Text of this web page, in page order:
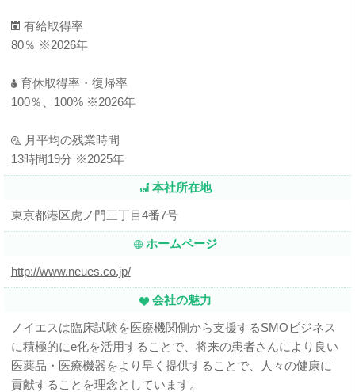
有給取得率
80％ ※2026年
育休取得率・復帰率
100％、100% ※2026年
月平均の残業時間
13時間19分 ※2025年
本社所在地
東京都港区虎ノ門三丁目4番7号
ホームページ
http://www.neues.co.jp/
会社の魅力
ノイエスは臨床試験を医療機関側から支援するSMOビジネス
に積極的にe化を活用することで、将来の患者さんにより良い
医薬品・医療機器をより早く提供することで、人々の健康に
貢献することを理念としています。